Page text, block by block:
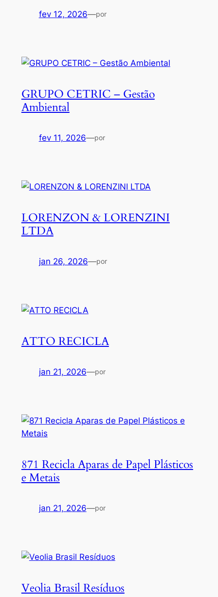
fev 12, 2026—por
GRUPO CETRIC – Gestão
Ambiental
fev 11, 2026—por
LORENZON & LORENZINI
LTDA
jan 26, 2026—por
ATTO RECICLA
jan 21, 2026—por
871 Recicla Aparas de Papel Plásticos
e Metais
jan 21, 2026—por
Veolia Brasil Resíduos